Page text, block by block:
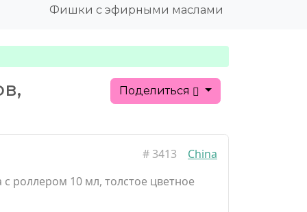
Фишки с эфирными маслами
Поделиться
#3413
China
роллером 10 мл, толстое цветное